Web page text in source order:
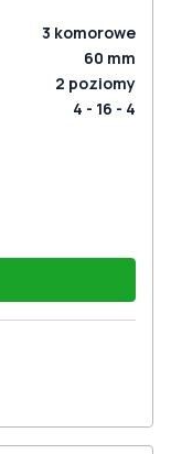
3 komorowe
60 mm
2 poziomy
4 - 16 - 4